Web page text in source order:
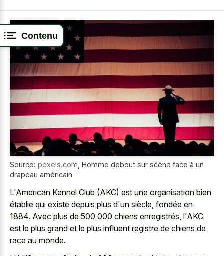
Contenu
Source: pexels.com Homme debout sur scène face à un
drapeau américain
L'American Kennel Club (AKC) est une organisation bien
établie qui existe depuis plus d'un siècle, fondée en
1884. Avec plus de 500 000 chiens enregistrés, l'AKC
est le plus grand et le plus influent registre de chiens de
race au monde.